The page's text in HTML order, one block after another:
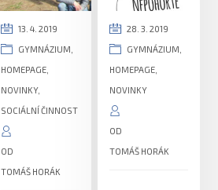
13. 4. 2019
GYMNÁZIUM
HOMEPAGE
NOVINKY,
SOCIÁLNÍ ČINNOST
OD
TOMÁŠ HORÁK
28. 3. 2019
GYMNÁZIUM
HOMEPAGE
NOVINKY
OD
TOMÁŠ HORÁK